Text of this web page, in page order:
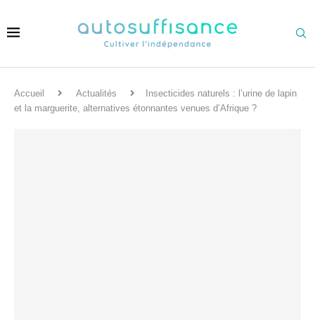
Accueil Actualités
Insecticides naturels : l’urine de lapin
et la marguerite, alternatives étonnantes venues d’Afrique ?